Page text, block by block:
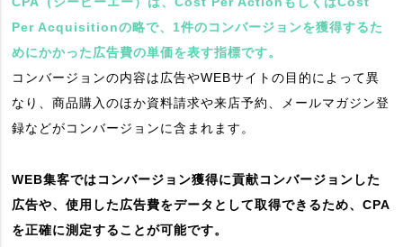
Per Acquisitionの略で、1件のコンバージョンを獲得するた
めにかかった広告費の単価を表す指標です。
コンバージョンの内容は広告やWEBサイトの目的によって異
なり、商品購入のほか資料請求や来店予約、メールマガジン登
録などがコンバージョンに含まれます。
WEB集客ではコンバージョン獲得に貢献コンバージョンした
広告や、使用した広告費をデータとして取得できるため、CPA
を正確に測定することが可能です。